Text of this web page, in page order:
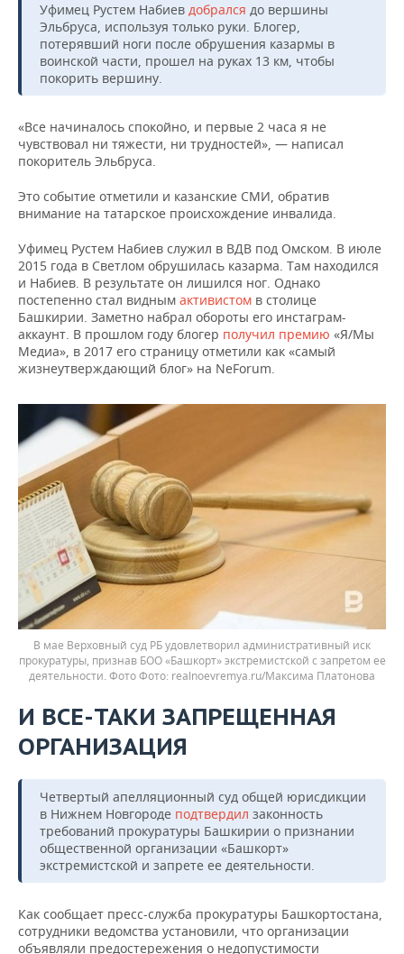
Уфимец Рустем Набиев добрался до вершины
Эльбруса, используя только руки. Блогер,
потерявший ноги после обрушения казармы в
воинской части, прошел на руках 13 км, чтобы
покорить вершину.
«Все начиналось спокойно, и первые 2 часа я не
чувствовал ни тяжести, ни трудностей», — написал
покоритель Эльбруса.
Это событие отметили и казанские СМИ, обратив
внимание на татарское происхождение инвалида.
Уфимец Рустем Набиев служил в ВДВ под Омском. В июле
2015 года в Светлом обрушилась казарма. Там находился
и Набиев. В результате он лишился ног. Однако
постепенно стал видным активистом в столице
Башкирии. Заметно набрал обороты его инстаграм-
аккаунт. В прошлом году блогер получил премию «Я/Мы
Медиа», в 2017 его страницу отметили как «самый
жизнеутверждающий блог» на NeForum.
В мае Верховный суд РБ удовлетворил административный иск
прокуратуры, признав БОО «Башкорт» экстремистской с запретом ее
деятельности. Фото
realnoevremya.ru/Максима Платонова
И ВСЕ-ТАКИ ЗАПРЕЩЕННАЯ
ОРГАНИЗАЦИЯ
Четвертый апелляционный суд общей юрисдикции
в Нижнем Новгороде подтвердил законность
требований прокуратуры Башкирии о признании
общественной организации «Башкорт»
экстремистской и запрете ее деятельности.
Как сообщает пресс-служба прокуратуры Башкортостана,
сотрудники ведомства установили, что организации
объявляли предостережения о недопустимости